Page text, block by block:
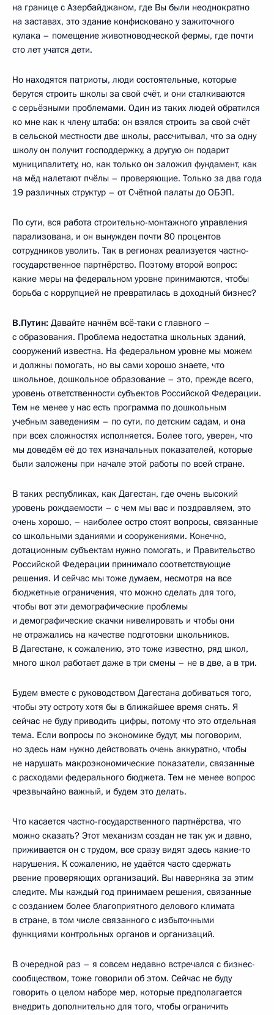
на границе с Азербайджаном, где Вы были неоднократно
на заставах, это здание конфисковано у зажиточного
кулака – помещение животноводческой фермы, где почти
сто лет учатся дети.
Но находятся патриоты, люди состоятельные, которые
берутся строить школы за свой счёт, и они сталкиваются
с серьёзными проблемами. Один из таких людей обратился
ко мне как к члену штаба: он взялся строить за свой счёт
в сельской местности две школы, рассчитывал, что за одну
школу он получит господдержку, а другую он подарит
муниципалитету, но, как только он заложил фундамент, как
на мёд налетают пчёлы – проверяющие. Только за два года
19 различных структур – от Счётной палаты до ОБЭП.
По сути, вся работа строительно-монтажного управления
парализована, и он вынужден почти 80 процентов
сотрудников уволить. Так в регионах реализуется частно-
государственное партнёрство. Поэтому второй вопрос:
какие меры на федеральном уровне принимаются, чтобы
борьба с коррупцией не превратилась в доходный бизнес?
В.Путин: Давайте начнём всё‑таки с главного –
с образования. Проблема недостатка школьных зданий,
сооружений известна. На федеральном уровне мы можем
и должны помогать, но вы сами хорошо знаете, что
школьное, дошкольное образование – это, прежде всего,
уровень ответственности субъектов Российской Федерации.
Тем не менее у нас есть программа по дошкольным
учебным заведениям – по сути, по детским садам, и она
при всех сложностях исполняется. Более того, уверен, что
мы доведём её до тех изначальных показателей, которые
были заложены при начале этой работы по всей стране.
В таких республиках, как Дагестан, где очень высокий
уровень рождаемости – с чем мы вас и поздравляем, это
очень хорошо, – наиболее остро стоят вопросы, связанные
со школьными зданиями и сооружениями. Конечно,
дотационным субъектам нужно помогать, и Правительство
Российской Федерации принимало соответствующие
решения. И сейчас мы тоже думаем, несмотря на все
бюджетные ограничения, что можно сделать для того,
чтобы вот эти демографические проблемы
и демографические скачки нивелировать и чтобы они
не отражались на качестве подготовки школьников.
В Дагестане, к сожалению, это тоже известно, ряд школ,
много школ работает даже в три смены – не в две, а в три.
Будем вместе с руководством Дагестана добиваться того,
чтобы эту остроту хотя бы в ближайшее время снять. Я
сейчас не буду приводить цифры, потому что это отдельная
тема. Если вопросы по экономике будут, мы поговорим,
но здесь нам нужно действовать очень аккуратно, чтобы
не нарушать макроэкономические показатели, связанные
с расходами федерального бюджета. Тем не менее вопрос
чрезвычайно важный, и будем это делать.
Что касается частно-государственного партнёрства, что
можно сказать? Этот механизм создан не так уж и давно,
приживается он с трудом, все сразу видят здесь какие‑то
нарушения. К сожалению, не удаётся часто сдержать
рвение проверяющих организаций. Вы наверняка за этим
следите. Мы каждый год принимаем решения, связанные
с созданием более благоприятного делового климата
в стране, в том числе связанного с избыточными
функциями контрольных органов и организаций.
В очередной раз – я совсем недавно встречался с бизнес-
сообществом, тоже говорили об этом. Сейчас не буду
говорить о целом наборе мер, которые предполагается
внедрить дополнительно для того, чтобы ограничить